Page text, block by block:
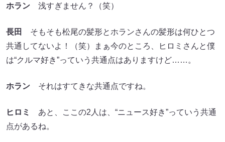
ホラン 浅すぎません？（笑）
長田
そもそも松尾の髪形とホランさんの髪形は何ひとつ
共通してないよ！（笑）まぁ今のところ、ヒロミさんと僕
は“クルマ好き”っていう共通点はありますけど……。
ホラン それはすてきな共通点ですね。
ヒロミ
あと、ここの2人は、“ニュース好き”っていう共通
点があるね。